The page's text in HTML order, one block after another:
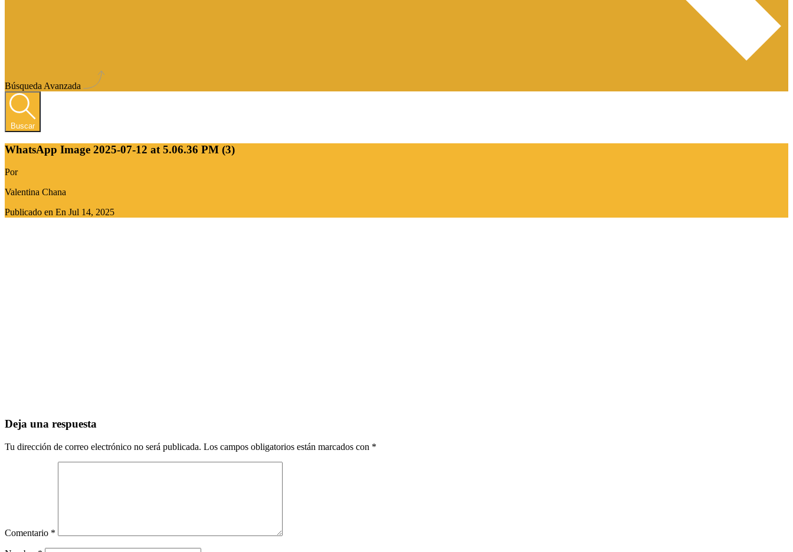
Búsqueda Avanzada
Buscar
WhatsApp Image 2025-07-12 at 5.06.36 PM (3)
Por
Valentina Chana
Publicado en En Jul 14, 2025
Deja una respuesta
Tu dirección de correo electrónico no será publicada. Los campos obligatorios están marcados con *
Comentario *